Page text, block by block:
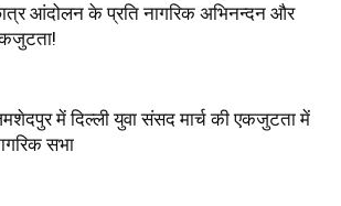
आंदोलन के प्रति नागरिक अभिनन्दन और
में दिल्ली युवा संसद मार्च की एकजुटता में
सभा